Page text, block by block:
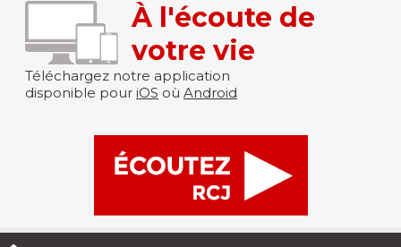
À l'écoute de
votre vie
Téléchargez notre application
disponible pour iOS où Android